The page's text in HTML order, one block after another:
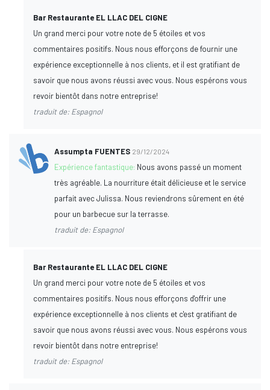
Bar Restaurante EL LLAC DEL CIGNE
Un grand merci pour votre note de 5 étoiles et vos
commentaires positifs. Nous nous efforçons de fournir une
expérience exceptionnelle à nos clients, et il est gratifiant de
savoir que nous avons réussi avec vous. Nous espérons vous
revoir bientôt dans notre entreprise!
traduit de: Espagnol
Assumpta FUENTES 29/12/2024
Expérience fantastique: Nous avons passé un moment
très agréable. La nourriture était délicieuse et le service
parfait avec Julissa. Nous reviendrons sûrement en été
pour un barbecue sur la terrasse.
traduit de: Espagnol
Bar Restaurante EL LLAC DEL CIGNE
Un grand merci pour votre note de 5 étoiles et vos
commentaires positifs. Nous nous efforçons d'offrir une
expérience exceptionnelle à nos clients et c'est gratifiant de
savoir que nous avons réussi avec vous. Nous espérons vous
revoir bientôt dans notre entreprise!
traduit de: Espagnol